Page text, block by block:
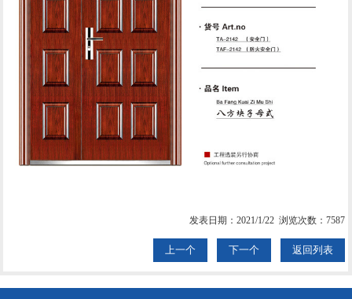
发表日期：2021/1/22 浏览次数：7587
上一个 下一个 返回列表